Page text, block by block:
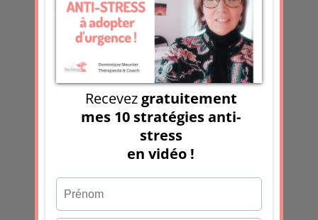
Soumettre un commentaire
Votre adresse e-mail ne sera pas
publiée.
Les champs obligatoires sont
indiqués avec*